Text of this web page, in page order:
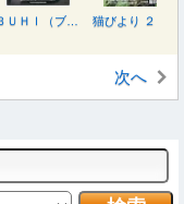
次へ